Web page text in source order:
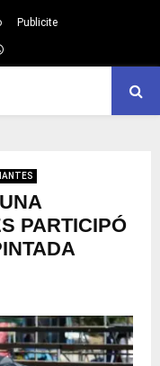
Publicite
Whatsapp
PARTICIPÓ